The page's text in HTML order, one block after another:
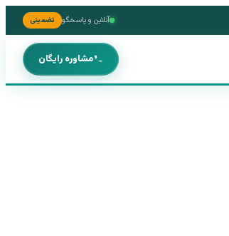
آنلاین و پاسخگو تضمینی
مشاوره رایگان